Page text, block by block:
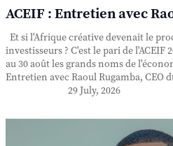
ACEIF : Entretien avec
Et si l'Afrique créative devenait le
investisseurs ? C'est le pari de l'ACEIF
au 30 août les grands noms de
Entretien avec Raoul Rugamba, CEO
29 July, 2026